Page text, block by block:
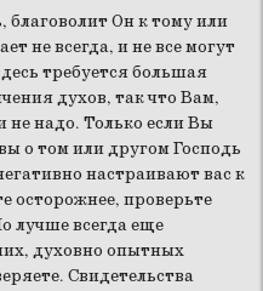
благоволит Он к тому или
не всегда, и не все могут
требуется большая
духов, так что Вам,
не надо. Только если Вы
о том или другом Господь
настраивают вас к
осторожнее, проверьте
лучше всегда еще
духовно опытных
Свидетельства